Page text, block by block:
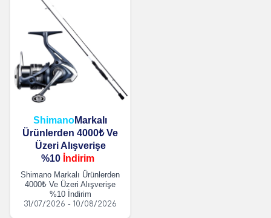
ShimanoMarkalı
Ürünlerden 4000₺ Ve
Üzeri Alışverişe
%10 İndirim
Shimano Markalı Ürünlerden
4000₺ Ve Üzeri Alışverişe
%10 İndirim
31/07/2026 - 10/08/2026